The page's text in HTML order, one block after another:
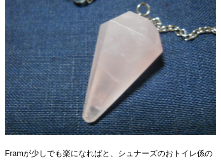
Framが少しでも楽になればと、シュナーズのおトイレ係の